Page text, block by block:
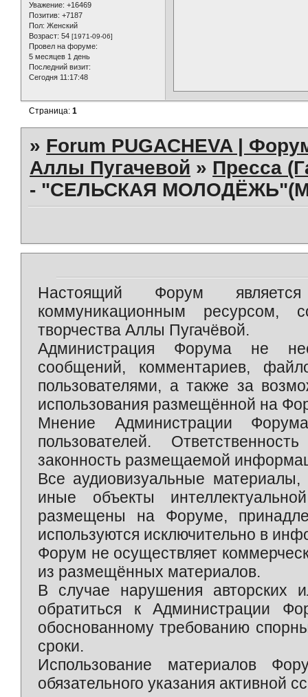
Уважение: +16469
Позитив: +7187
Пол: Женский
Возраст: 54 [1971-09-06]
Провел на форуме:
5 месяцев 1 день
Последний визит:
Сегодня 11:17:48
Страница:1
» Forum PUGACHEVA |
Аллы Пугачевой » Пресса
- "СЕЛЬСКАЯ
Настоящий Форум является
коммуникационным ресурсом,
творчества Аллы Пугачёвой.
Администрация Форума не
сообщений, комментариев,
пользователями, а также за
использования размещённой на
Мнение Администрации
пользователей.
законность размещаемой
Все аудиовизуальные
иные объекты
размещены на Форуме,
используются исключительно в
Форум не осуществляет
из размещённых материалов.
В случае нарушения авторских
обратиться к Администрации
обоснованному требованию
сроки.
Использование материалов
обязательного указания активной